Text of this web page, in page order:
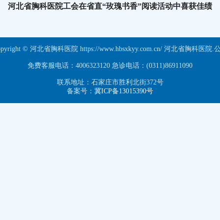
河北省胸科医院工会在省直“玫瑰书香”阅读活动中喜获佳绩
© 河北省胸科医院 https://www.hbsxkyy.com.cn/ 河北省胸科医院.
免费客服电话：4006323120 急诊电话：(0311)86911090
联系地址：石家庄市胜利北街372号
备案号： 冀ICP备13015390号